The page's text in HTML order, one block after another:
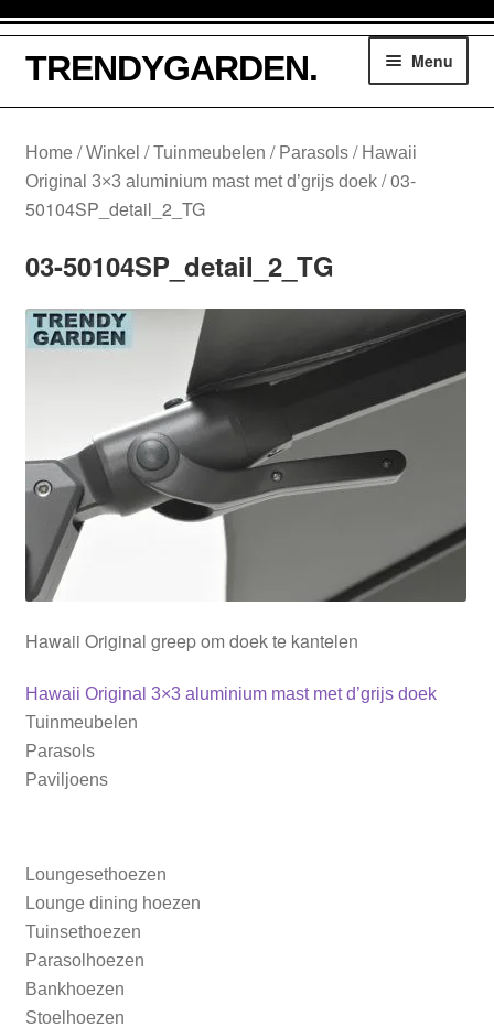
door
naar
naar
de
TRENDYGARDEN. Menu
Tuinmeubelen
Loungesethoezen
Lounge dining hoezen
Tuinsethoezen
Kussentassen
Parasolhoezen
Bankhoezen
Tafelhoezen
Barbecue en buitenkeuken
Home /Winkel /Tuinmeubelen / Parasols/ Hawaii
Original 3×3 aluminium mast met d’grijs doek/03-
50104SP_detail_2_TG
03-50104SP_detail_2_TG
Hawaii Original greep om doek te kantelen
Bericht
navigatie
Vorig
bericht:
Hawaii Original 3×3 aluminium mast met d’grijs doek
Tuinmeubelen
Parasols
Paviljoens
Loungesethoezen
Lounge dining hoezen
Tuinsethoezen
Parasolhoezen
Bankhoezen
Stoelhoezen